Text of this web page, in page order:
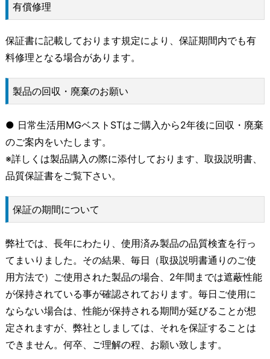
有償修理
保証書に記載しております規定により、保証期間内でも有
料修理となる場合があります。
製品の回収・廃棄のお願い
● 日常生活用MGベストSTはご購入から2年後に回収・廃棄
のご案内をいたします。
※詳しくは製品購入の際に添付しております、取扱説明書、
品質保証書をご覧下さい。
保証の期間について
弊社では、長年にわたり、使用済み製品の品質検査を行っ
てまいりました。その結果、毎日（取扱説明書通りのご使
用方法で）ご使用された製品の場合、2年間までは遮蔽性能
が保持されている事が確認されております。毎日ご使用に
ならない場合は、性能が保持される期間が延びることが想
定されますが、弊社としましては、それを保証することは
できません。何卒、ご理解の程、お願い致します。